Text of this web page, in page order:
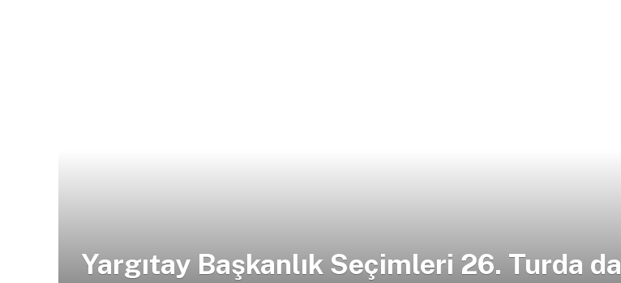
Yargıtay Başkanlık Seçimleri 26. Turda da